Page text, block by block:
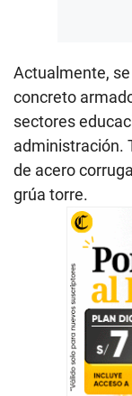
Actualmente,
concreto
sectores
administración.
de acero
grúa torre.